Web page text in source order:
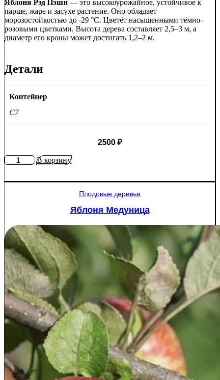
Яблоня Рэд Пэшн — это высокоурожайное, устойчивое к
парше, жаре и засухе растение. Оно обладает
морозостойкостью до -29 °C. Цветёт насыщенными тёмно-
розовыми цветками. Высота дерева составляет 2,5–3 м, а
диаметр его кроны может достигать 1,2–2 м.
Детали
Контейнер
C7
2500 ₽
КоличествоВ корзину
Плодовые деревья
Яблоня Медуница